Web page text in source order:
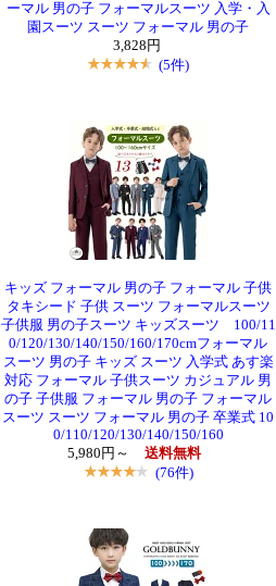
ーマル 男の子 フォーマルスーツ 入学・入
園スーツ スーツ フォーマル 男の子
3,828円
(5件)
キッズ フォーマル 男の子 フォーマル 子供
タキシード 子供 スーツ フォーマルスーツ
子供服 男の子スーツ キッズスーツ 100/11
0/120/130/140/150/160/170cmフォーマル
スーツ 男の子 キッズ スーツ 入学式 あす楽
対応 フォーマル 子供スーツ カジュアル 男
の子 子供服 フォーマル 男の子 フォーマル
スーツ スーツ フォーマル 男の子 卒業式 10
0/110/120/130/140/150/160
5,980円～
送料無料
(76件)